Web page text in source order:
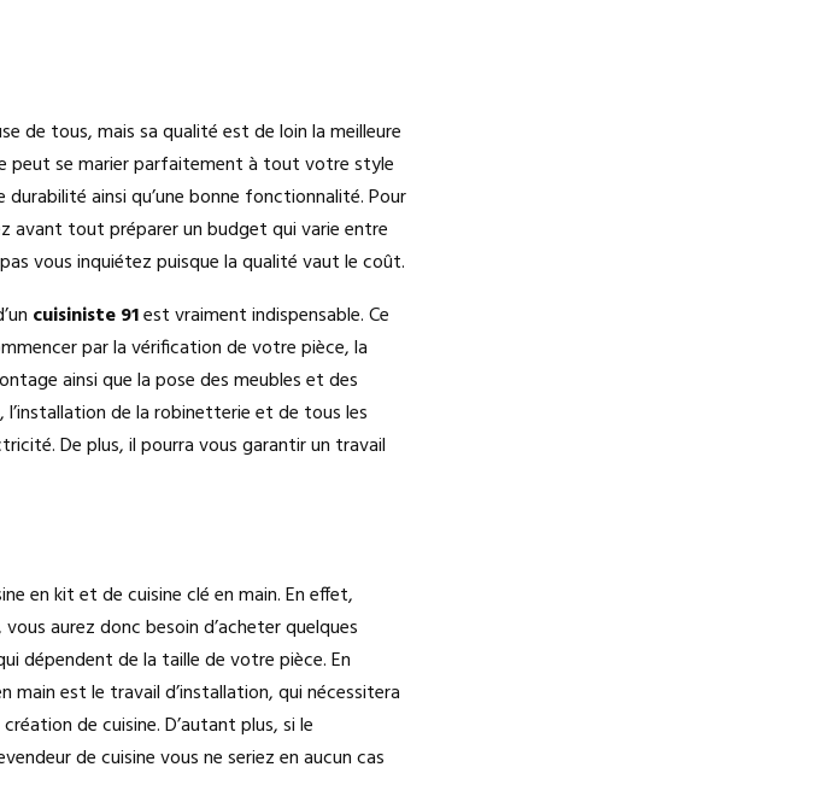
de tous, mais sa qualité est de loin la meilleure
peut se marier parfaitement à tout votre style
ainsi qu’une bonne fonctionnalité. Pour
avant tout préparer un budget qui varie entre
vous inquiétez puisque la qualité vaut le coût.
cuisiniste 91est vraiment indispensable. Ce
par la vérification de votre pièce, la
ainsi que la pose des meubles et des
de la robinetterie et de tous les
De plus, il pourra vous garantir un travail
en kit et de cuisine clé en main. En effet,
aurez donc besoin d’acheter quelques
dépendent de la taille de votre pièce. En
main est le travail d’installation, qui nécessitera
de cuisine. D’autant plus, si le
de cuisine vous ne seriez en aucun cas